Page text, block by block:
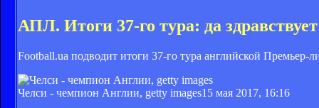
АПЛ. Итоги 37-го тура: да
Football.ua подводит итоги 37-го тура английской Премьер-
Челси - чемпион Англии, getty images15 мая 2017, 16:16